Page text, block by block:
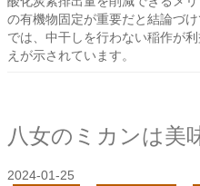
の有機物固定が重要だと結論づ
では、中干しを行わない稲作が
えが示されています。
八女のミカンは美
2024-01-25